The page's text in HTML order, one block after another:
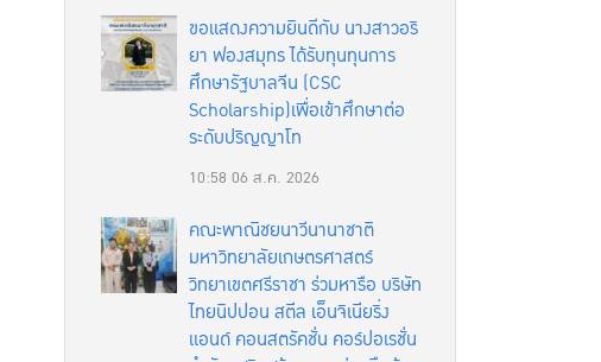
ขอแสดงความยินดีกับ นางสาวอริ
ยา ฟองสมุทร ได้รับทุนทุนการ
ศึกษารัฐบาลจีน (CSC
Scholarship)เพื่อเข้าศึกษาต่อ
ระดับปริญญาโท
10:58 06 ส.ค. 2026
คณะพาณิชยนาวีนานาชาติ
มหาวิทยาลัยเกษตรศาสตร์
วิทยาเขตศรีราชา ร่วมหารือ บริษัท
ไทยนิปปอน สตีล เอ็นจิเนียริ่ง
แอนด์ คอนสตรัคชั่น คอร์ปอเรชั่น